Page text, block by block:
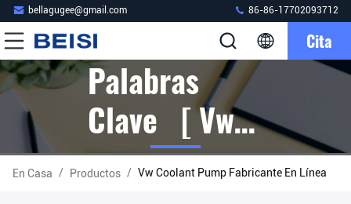
bellagugee@gmail.com 86-86-17702093712
Cita
Palabras
Clave [ Vw
Coolant
En Casa / Productos / Vw Coolant Pump Fabricante En Línea